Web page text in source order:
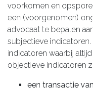
voorkomen en
een (voorgenomen)
advocaat te bepalen
subjectieve
indicatoren waarbij
objectieve indicatoren
een transactie